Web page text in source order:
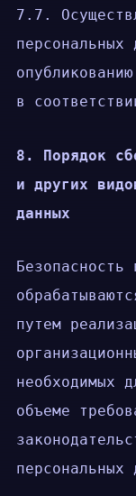
7.7.
персональных
в
8. Порядок
и других
данных
Безопасность
путем
необходимых
объеме
персональных